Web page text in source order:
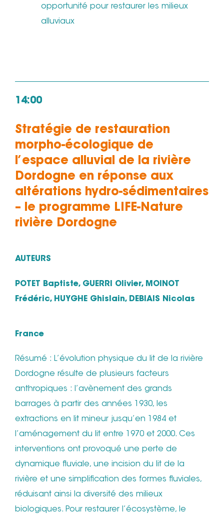
opportunité pour restaurer les milieux
alluviaux
14:00
Stratégie de restauration
morpho-écologique de
l’espace alluvial de la rivière
Dordogne en réponse aux
altérations hydro-sédimentaires
– le programme LIFE-Nature
rivière Dordogne
AUTEURS
POTET Baptiste, GUERRI Olivier, MOINOT
Frédéric, HUYGHE Ghislain, DEBIAIS Nicolas
France
Résumé : L’évolution physique du lit de la rivière
Dordogne résulte de plusieurs facteurs
anthropiques : l’avènement des grands
barrages à partir des années 1930, les
extractions en lit mineur jusqu’en 1984 et
l’aménagement du lit entre 1970 et 2000. Ces
interventions ont provoqué une perte de
dynamique fluviale, une incision du lit de la
rivière et une simplification des formes fluviales,
réduisant ainsi la diversité des milieux
biologiques. Pour restaurer l’écosystème, le